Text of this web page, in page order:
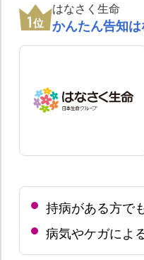
1位
はなさく生命
かんたん告知
持病がある方で
病気やケガによ